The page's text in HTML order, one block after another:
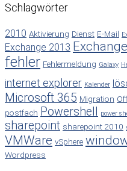
Schlagwörter
2010 Aktivierung Dienst E-Mail
Exchange 2013
fehler Fehlermeldung Galaxy
internet explorer Kalender
Microsoft 365 Migration
postfach Powershell power
sharepoint sharepoint 2010
VMWare vSphere
Wordpress